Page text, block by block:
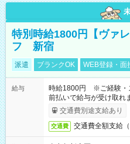
特別時給1800円【ヴァ
フ 新宿
派遣 ブランクOK WEB登録・面
給与
時給1800円 ※ご経験・
前払いで給与が受け取れ
交通費別途支給あり
交通費 交通費全額支給（